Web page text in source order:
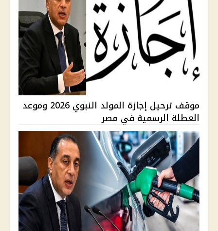
موقف ترحيل إجازة المولد النبوي 2026 وموعد
العطلة الرسمية في مصر